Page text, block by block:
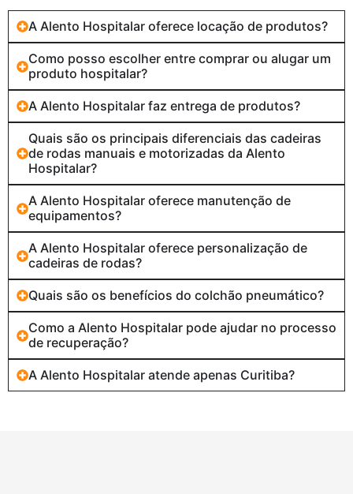
A Alento Hospitalar oferece locação de produtos?
Como posso escolher entre comprar ou alugar um
produto hospitalar?
A Alento Hospitalar faz entrega de produtos?
Quais são os principais diferenciais das cadeiras
de rodas manuais e motorizadas da Alento
Hospitalar?
A Alento Hospitalar oferece manutenção de
equipamentos?
A Alento Hospitalar oferece personalização de
cadeiras de rodas?
Quais são os benefícios do colchão pneumático?
Como a Alento Hospitalar pode ajudar no processo
de recuperação?
A Alento Hospitalar atende apenas Curitiba?